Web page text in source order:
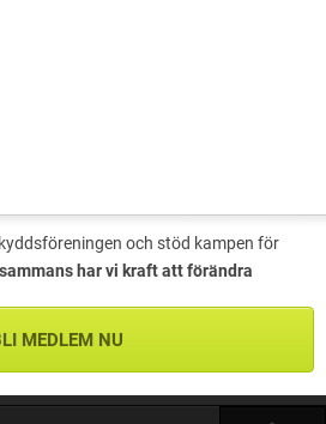
och stöd kampen för
har vi kraft att förändra
MEDLEM NU